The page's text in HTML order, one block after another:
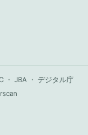
・ JBA ・ デジタル庁